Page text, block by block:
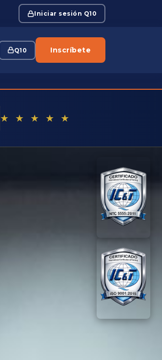
Iniciar sesión Q10
Q10 Inscríbete
★ ★ ★ ★ ★